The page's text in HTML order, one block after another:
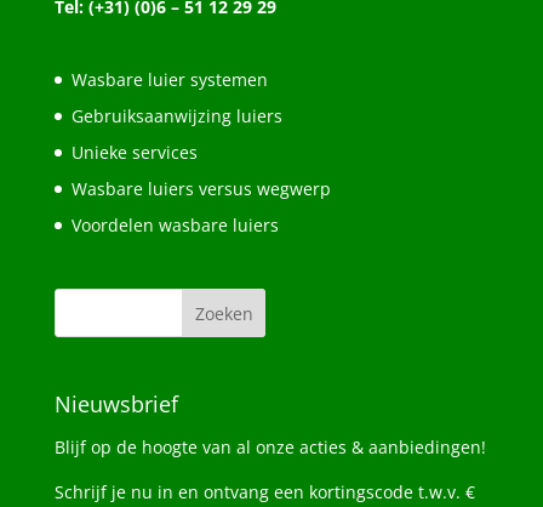
Tel: (+31) (0)6 – 51 12 29 29
Wasbare luier systemen
Gebruiksaanwijzing luiers
Unieke services
Wasbare luiers versus wegwerp
Voordelen wasbare luiers
Nieuwsbrief
Blijf op de hoogte van al onze acties & aanbiedingen!
Schrijf je nu in en ontvang een kortingscode t.w.v. €